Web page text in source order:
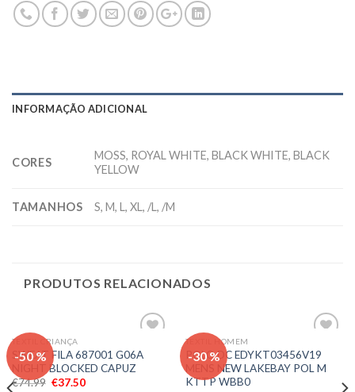
INFORMAÇÃO ADICIONAL
CORES
MOSS, ROYAL WHITE, BLACK WHITE, BLACK
YELLOW
TAMANHOS S, M, L, XL, /L, /M
PRODUTOS RELACIONADOS
-50 %
aos meus
desejos
TEXTIL CRIANÇA
SWEAT FILA 687001 G06A
NIGHT BLOCKED CAPUZ
€74.99 €37.50
-30 %
aos meus
desejos
TEXTIL HOMEM
POLO DC EDYKT03456V19
MENS NEW LAKEBAY POL M
KTTP WBB0